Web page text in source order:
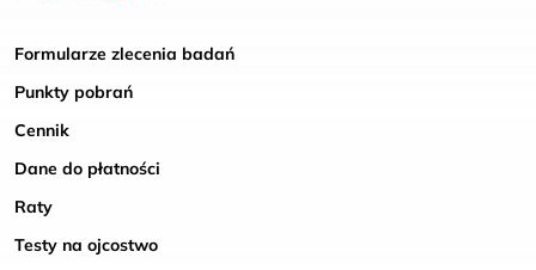
Formularze zlecenia badań
Punkty pobrań
Cennik
Dane do płatności
Raty
Testy na ojcostwo